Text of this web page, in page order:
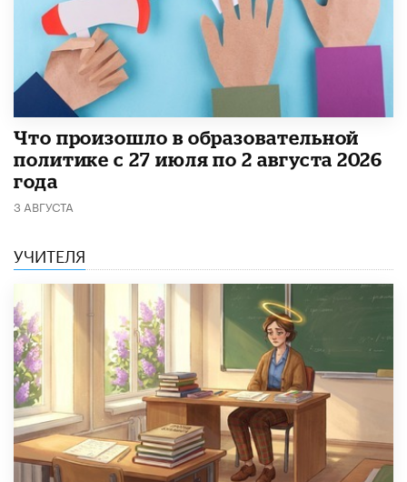
​Что произошло в образовательной
политике с 27 июля по 2 августа 2026
года
3 АВГУСТА
УЧИТЕЛЯ